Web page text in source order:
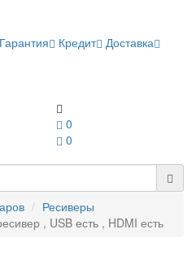
Гарантия Кредит Доставка
0
0
Ресиверы
, USB есть , HDMI есть